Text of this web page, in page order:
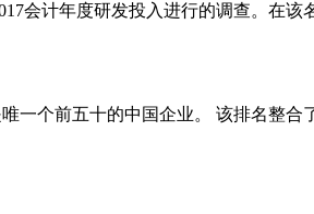
会计年度研发投入进行的调查。在该
一个前五十的中国企业。 该排名整合